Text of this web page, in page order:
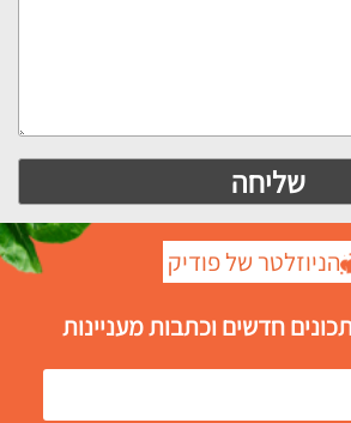
הניוזלטר של פודיק
חדשים וכתבות מעניינות